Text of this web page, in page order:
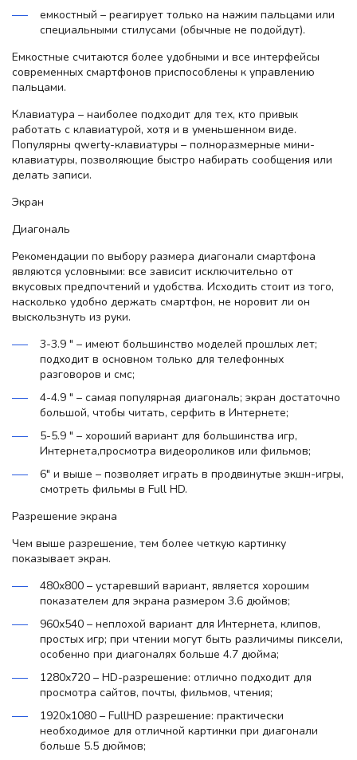
емкостный – реагирует только на нажим пальцами или
специальными стилусами (обычные не подойдут).
Емкостные считаются более удобными и все интерфейсы
современных смартфонов приспособлены к управлению
пальцами.
Клавиатура – наиболее подходит для тех, кто привык
работать с клавиатурой, хотя и в уменьшенном виде.
Популярны qwerty-клавиатуры – полноразмерные мини-
клавиатуры, позволяющие быстро набирать сообщения или
делать записи.
Экран
Диагональ
Рекомендации по выбору размера диагонали смартфона
являются условными: все зависит исключительно от
вкусовых предпочтений и удобства. Исходить стоит из того,
насколько удобно держать смартфон, не норовит ли он
выскользнуть из руки.
3-3.9 " – имеют большинство моделей прошлых лет;
подходит в основном только для телефонных
разговоров и смс;
4-4.9 " – самая популярная диагональ; экран достаточно
большой, чтобы читать, серфить в Интернете;
5-5.9 " – хороший вариант для большинства игр,
Интернета,просмотра видеороликов или фильмов;
6" и выше – позволяет играть в продвинутые экшн-игры,
смотреть фильмы в Full HD.
Разрешение экрана
Чем выше разрешение, тем более четкую картинку
показывает экран.
480x800 – устаревший вариант, является хорошим
показателем для экрана размером 3.6 дюймов;
960х540 – неплохой вариант для Интернета, клипов,
простых игр; при чтении могут быть различимы пиксели,
особенно при диагоналях больше 4.7 дюйма;
1280x720 – HD-разрешение: отлично подходит для
просмотра сайтов, почты, фильмов, чтения;
1920х1080 – FullHD разрешение: практически
необходимое для отличной картинки при диагонали
больше 5.5 дюймов;